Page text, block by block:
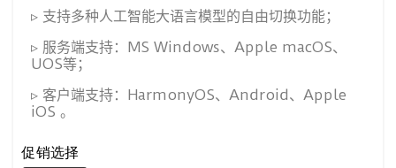
▹ 支持多种人工智能大语言模型的自由切换功能；
▹ 服务端支持：MS Windows、Apple macOS、
UOS等；
▹ 客户端支持：HarmonyOS、Android、Apple
iOS 。
促销选择